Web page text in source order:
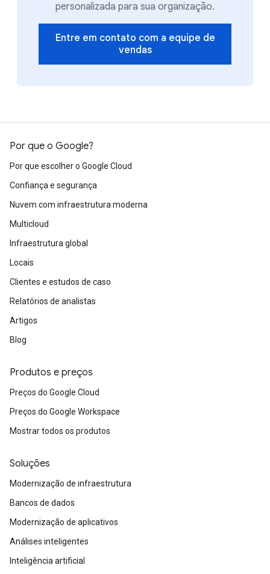
personalizada para sua organização.
Entre em contato com a equipe de
vendas
Por que o Google?
Por que escolher o Google Cloud
Confiança e segurança
Nuvem com infraestrutura moderna
Multicloud
Infraestrutura global
Locais
Clientes e estudos de caso
Relatórios de analistas
Artigos
Blog
Produtos e preços
Preços do Google Cloud
Preços do Google Workspace
Mostrar todos os produtos
Soluções
Modernização de infraestrutura
Bancos de dados
Modernização de aplicativos
Análises inteligentes
Inteligência artificial